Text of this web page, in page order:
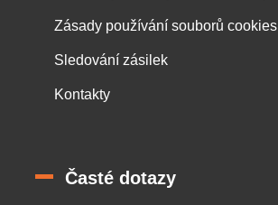
Zásady používání souborů cookies
Sledování zásilek
Kontakty
Časté dotazy